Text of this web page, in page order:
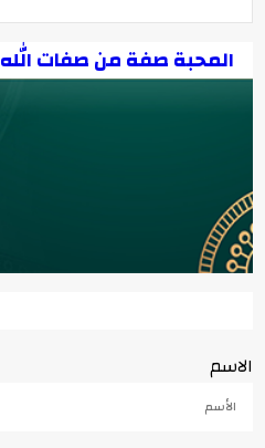
المحبة صفة من صفات الله
الاسم